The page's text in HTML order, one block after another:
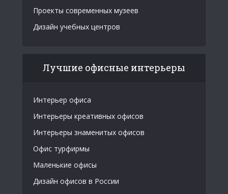
Проекты современных музеев
Дизайн учебных центров
Лучшие офисные интерьеры
Интерьер офиса
Интерьеры креативных офисов
Интерьеры знаменитых офисов
Офис турфирмы
Маленькие офисы
Дизайн офисов в России